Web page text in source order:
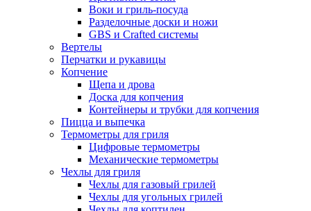
Воки и гриль-посуда
Разделочные доски и ножи
GBS и Crafted системы
Вертелы
Перчатки и рукавицы
Копчение
Щепа и дрова
Доска для копчения
Контейнеры и трубки для копчения
Пицца и выпечка
Термометры для гриля
Цифровые термометры
Механические термометры
Чехлы для гриля
Чехлы для газовый грилей
Чехлы для угольных грилей